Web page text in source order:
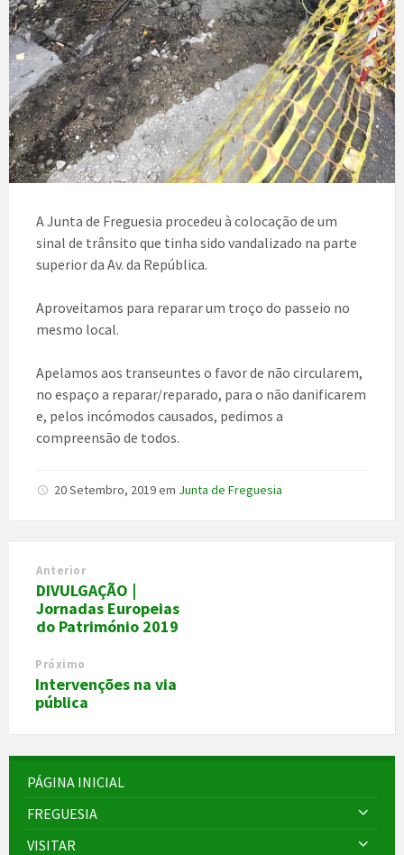
A Junta de Freguesia procedeu à colocação de um
sinal de trânsito que tinha sido vandalizado na parte
superior da Av. da República.
Aproveitamos para reparar um troço do passeio no
mesmo local.
Apelamos aos transeuntes o favor de não circularem,
no espaço a reparar/reparado, para o não danificarem
e, pelos incómodos causados, pedimos a
compreensão de todos.
20 Setembro, 2019em Junta de Freguesia
Anterior
DIVULGAÇÃO |
Jornadas Europeias
do Património 2019
Próximo
Intervenções na via
pública
PÁGINA INICIAL
FREGUESIA
VISITAR